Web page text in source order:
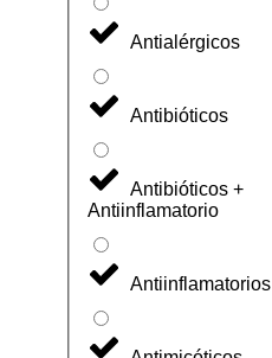
Antialérgicos
Antibióticos
Antibióticos +
Antiinflamatorio
Antiinflamatorios